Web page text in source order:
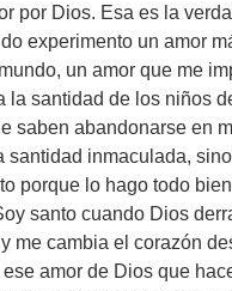
por Dios. Esa es la
experimento un amor
un amor que me
la santidad de los niños
saben abandonarse en
santidad inmaculada,
porque lo hago todo
santo cuando Dios
me cambia el corazón
amor de Dios que